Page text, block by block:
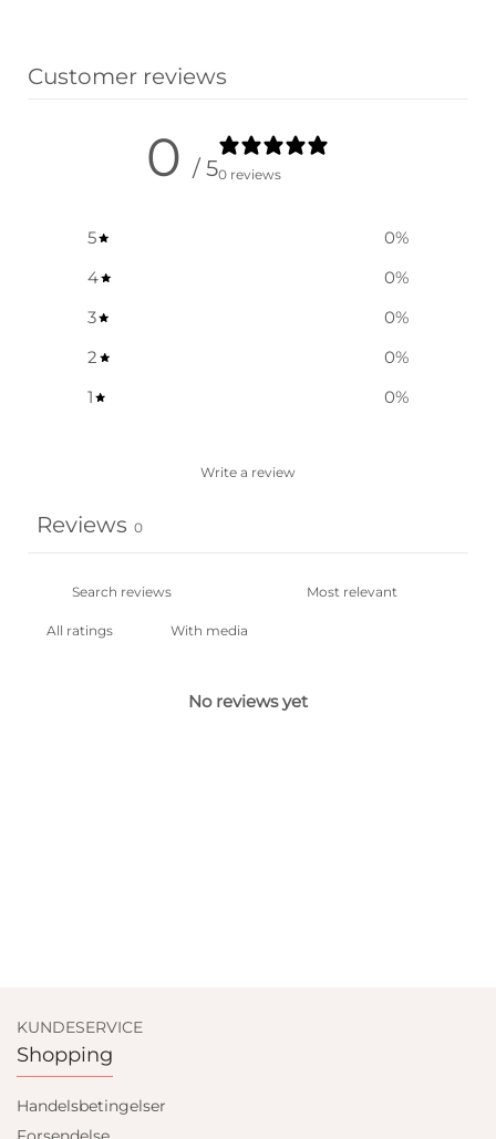
Customer reviews
0 / 50 reviews
5 0%
4
0%
3
0%
2
0%
1
0%
Write a review
Reviews 0
With media
No reviews yet
KUNDESERVICE
Shopping
Handelsbetingelser